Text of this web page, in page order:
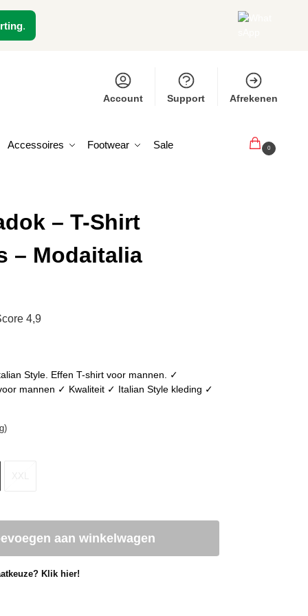
.
Account Support Afrekenen
Accessoires Footwear Sale 0
– T-Shirt
– Modaitalia
4,9
Style. Effen T-shirt voor mannen. ✓
mannen ✓ Kwaliteit ✓ Italian Style kleding ✓
aan winkelwagen
Klik hier!